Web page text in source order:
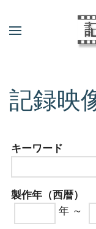
記録映
キーワード
製作年（西暦）
年 ～